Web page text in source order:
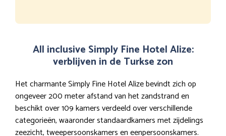
All inclusive Simply Fine Hotel Alize:
verblijven in de Turkse zon
Het charmante Simply Fine Hotel Alize bevindt zich op
ongeveer 200 meter afstand van het zandstrand en
beschikt over 109 kamers verdeeld over verschillende
categorieën, waaronder standaardkamers met zijdelings
zeezicht, tweepersoonskamers en eenpersoonskamers.